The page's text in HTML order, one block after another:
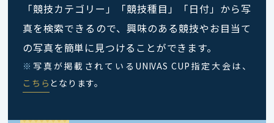
「競技カテゴリー」「競技種目」「日付」から写
真を検索できるので、興味のある競技やお目当て
の写真を簡単に見つけることができます。
※ 写真が掲載されているUNIVAS CUP指定大会は、
こちら となります。